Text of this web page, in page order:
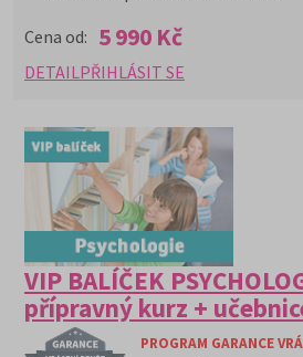
Cena od: 5 990 Kč
DETAIL PŘIHLÁSIT SE
VIP BALÍČEK
přípravný kurz +
PROGRAM GARANCE